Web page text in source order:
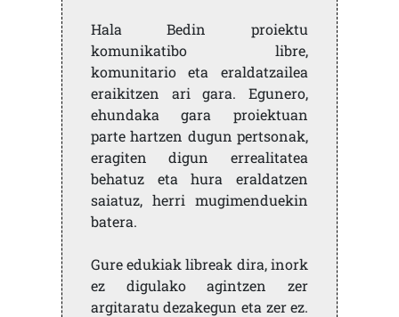
Hala Bedin proiektu
komunikatibo libre,
komunitario eta eraldatzailea
eraikitzen ari gara. Egunero,
ehundaka gara proiektuan
parte hartzen dugun pertsonak,
eragiten digun errealitatea
behatuz eta hura eraldatzen
saiatuz, herri mugimenduekin
batera.
Gure edukiak libreak dira, inork
ez digulako agintzen zer
argitaratu dezakegun eta zer ez.